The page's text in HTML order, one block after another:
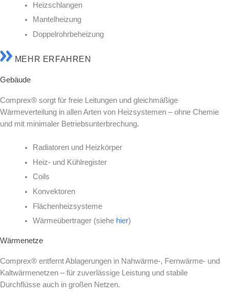
Heizschlangen
Mantelheizung
Doppelrohrbeheizung
MEHR ERFAHREN
Gebäude
Comprex® sorgt für freie Leitungen und gleichmäßige
Wärmeverteilung in allen Arten von Heizsystemen – ohne Chemie
und mit minimaler Betriebsunterbrechung.
Radiatoren und Heizkörper
Heiz- und Kühlregister
Coils
Konvektoren
Flächenheizsysteme
Wärmeübertrager (siehe hier)
Wärmenetze
Comprex® entfernt Ablagerungen in Nahwärme-, Fernwärme- und
Kaltwärmenetzen – für zuverlässige Leistung und stabile
Durchflüsse auch in großen Netzen.